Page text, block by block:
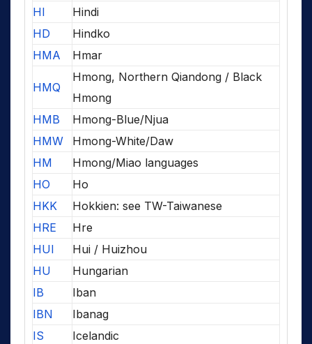
HI
Hindi
HD
Hindko
HMA
Hmar
HMQ
Hmong, Northern Qiandong / Black
Hmong
HMB
Hmong-Blue/Njua
HMW
Hmong-White/Daw
HM
Hmong/Miao languages
HO
Ho
HKK
Hokkien: see TW-Taiwanese
HRE
Hre
HUI
Hui / Huizhou
HU
Hungarian
IB
Iban
IBN
Ibanag
IS
Icelandic